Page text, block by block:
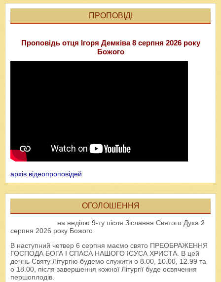
ПРОПОВІДІ
Проповідь отця Ігоря Демківа 8 серпня 2026 року
Божого
архів відеопроповідей
ОГОЛОШЕННЯ
на неділю 9-ту після Зіслання Святого Духа 2
серпня 2026 року Божого
В наступний четвер 6 серпня маємо свято ПРЕОБРАЖЕННЯ
ГОСПОДА БОГА І СПАСА НАШОГО ІСУСА ХРИСТА. В цей
деннь Святу Літургію будемо служити о 8.00, 10.00, 12.99 та
о 18.00, після завершення кожної Літургії буде освячення
першоплодів.